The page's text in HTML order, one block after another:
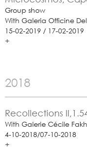
Group show
With Galeria Officine
15-02-2019 / 17-02-2019
+
2018
Recollections
With Galerie Cécile
4-10-2018/07-10-2018
+